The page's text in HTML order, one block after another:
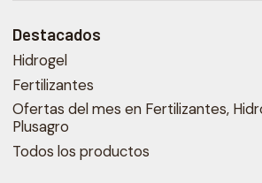
Destacados
Hidrogel
Fertilizantes
Ofertas del mes en Fertilizantes,
Plusagro
Todos los productos